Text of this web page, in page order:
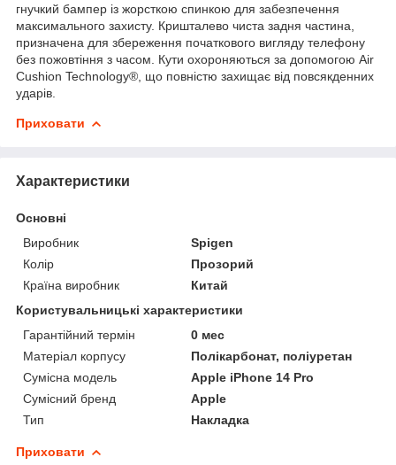
гнучкий бампер із жорсткою спинкою для забезпечення
максимального захисту. Кришталево чиста задня частина,
призначена для збереження початкового вигляду телефону
без пожовтіння з часом. Кути охороняються за допомогою Air
Cushion Technology®, що повністю захищає від повсякденних
ударів.
Приховати
Характеристики
Основні
Виробник
Spigen
Колір
Прозорий
Країна виробник
Китай
Користувальницькі характеристики
Гарантійний термін
0 мес
Матеріал корпусу
Полікарбонат, поліуретан
Сумісна модель
Apple iPhone 14 Pro
Сумісний бренд
Apple
Тип
Накладка
Приховати